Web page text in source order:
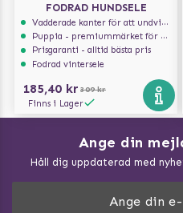
FODRAD HUNDSELE
Vadderade kanter för att undvika skav
Puppia - premiummärket för hundselar
Prisgaranti - alltid bästa pris
Fodrad vintersele
185,40 kr 309 kr
Finns i Lager
Ange din
Håll dig uppdaterad med
Vad kan hundar äta?